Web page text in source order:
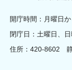
開庁時間：月曜日
閉庁日：土曜日、
住所：420-8602